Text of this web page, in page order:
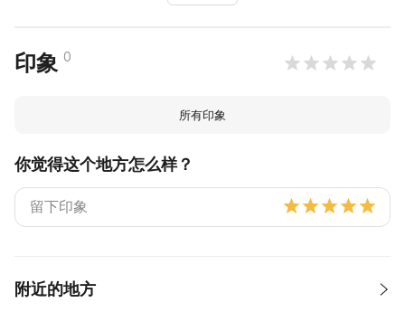
印象 0
所有印象
你觉得这个地方怎么样？
附近的地方